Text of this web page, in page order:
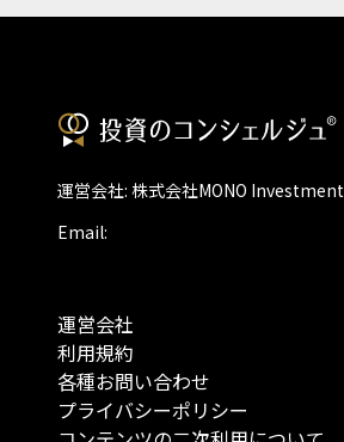
運営会社: 株式会社MONO Investment
Email:
運営会社
利用規約
各種お問い合わせ
プライバシーポリシー